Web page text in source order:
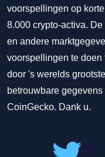
voorspellingen op
8.000 crypto-activa.
en andere
voorspellingen te doen
door 's werelds
betrouwbare gegevens
CoinGecko. Dank u.